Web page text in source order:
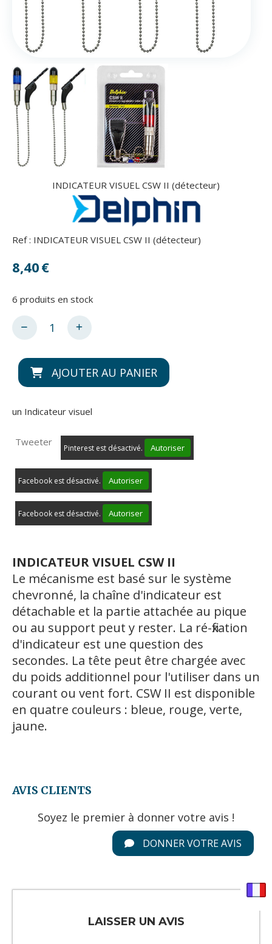
INDICATEUR VISUEL CSW II (détecteur)
Ref : INDICATEUR VISUEL CSW II (détecteur)
8,40€
6 produits en stock
AJOUTER AU PANIER
un Indicateur visuel
Tweeter
Pinterest est désactivé. Autoriser
Facebook est désactivé. Autoriser
Facebook est désactivé. Autoriser
INDICATEUR VISUEL CSW II
Le mécanisme est basé sur le système
chevronné, la chaîne d'indicateur est
détachable et la partie attachée au pique
ou au support peut y rester. La ré-fixation
d'indicateur est une question des
secondes. La tête peut être chargée avec
du poids additionnel pour l'utiliser dans un
courant ou vent fort. CSW II est disponible
en quatre couleurs : bleue, rouge, verte,
jaune.
AVIS CLIENTS
Soyez le premier à donner votre avis !
DONNER VOTRE AVIS
LAISSER UN AVIS